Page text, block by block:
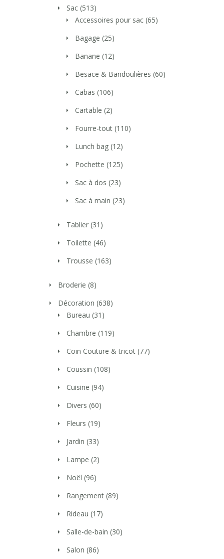
Sac (513)
Accessoires pour sac (65)
Bagage (25)
Banane (12)
Besace & Bandoulières (60)
Cabas (106)
Cartable (2)
Fourre-tout (110)
Lunch bag (12)
Pochette (125)
Sac à dos (23)
Sac à main (23)
Tablier (31)
Toilette (46)
Trousse (163)
Broderie (8)
Décoration (638)
Bureau (31)
Chambre (119)
Coin Couture & tricot (77)
Coussin (108)
Cuisine (94)
Divers (60)
Fleurs (19)
Jardin (33)
Lampe (2)
Noël (96)
Rangement (89)
Rideau (17)
Salle-de-bain (30)
Salon (86)